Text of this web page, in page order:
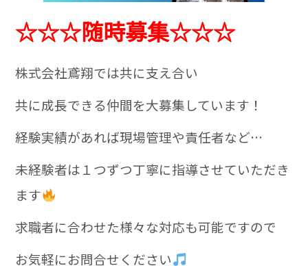
☆☆☆随時募集☆☆☆
株式会社鳶翔では共に支え合い
共に成長できる仲間を大募集しています！
経験実績があれば現場管理や責任者など…
未経験者は１つずつ丁寧に指導させていただき
ます
求職者に合わせた様々な対応も可能ですので
お気軽にお問合せください